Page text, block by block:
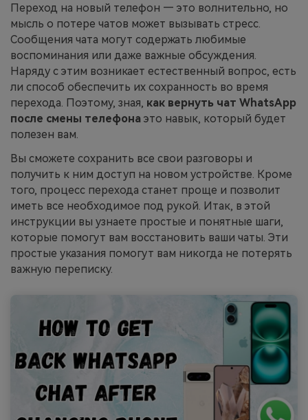
Переход на новый телефон — это волнительно, но
мысль о потере чатов может вызывать стресс.
Сообщения чата могут содержать любимые
воспоминания или даже важные обсуждения.
Наряду с этим возникает естественный вопрос, есть
ли способ обеспечить их сохранность во время
перехода. Поэтому, зная, как вернуть чат WhatsApp
после смены телефона это навык, который будет
полезен вам.
Вы сможете сохранить все свои разговоры и
получить к ним доступ на новом устройстве. Кроме
того, процесс перехода станет проще и позволит
иметь все необходимое под рукой. Итак, в этой
инструкции вы узнаете простые и понятные шаги,
которые помогут вам восстановить ваши чаты. Эти
простые указания помогут вам никогда не потерять
важную переписку.